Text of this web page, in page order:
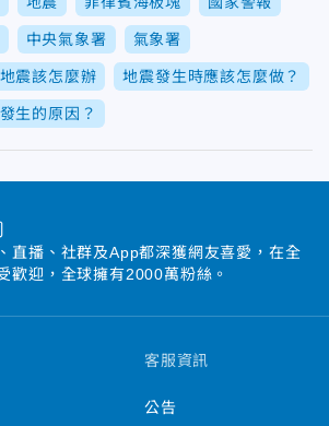
中央氣象署 氣象署
震該怎麼辦 地震發生時應該怎麼做？
生的原因？
直播、社群及App都深獲網友喜愛，在全
歡迎，全球擁有2000萬粉絲。
客服資訊
公告